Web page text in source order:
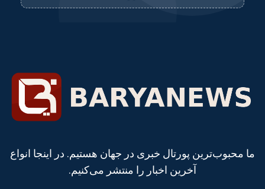
ما محبوب‌ترین پورتال خبری در جهان هستیم. در اینجا انواع
آخرین اخبار را منتشر می‌کنیم.